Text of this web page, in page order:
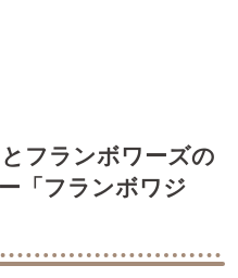
フランボワーズの
「フランボワジ